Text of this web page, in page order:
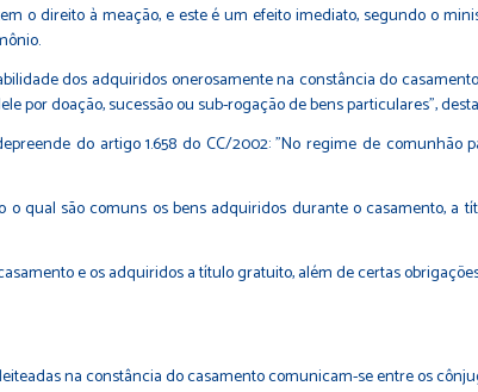
o direito à meação, e este é um efeito imediato, segundo o
dos adquiridos onerosamente na constância do
por doação, sucessão ou sub-rogação de bens particulares",
do artigo 1.658 do CC/2002: "No regime de comunhão
qual são comuns os bens adquiridos durante o casamento, a
e os adquiridos a título gratuito, além de certas
na constância do casamento comunicam-se entre os